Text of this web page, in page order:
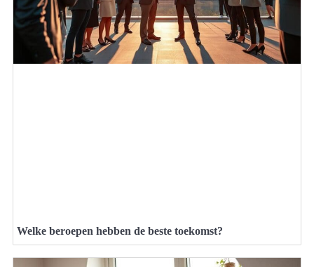
Welke beroepen hebben de beste toekomst?